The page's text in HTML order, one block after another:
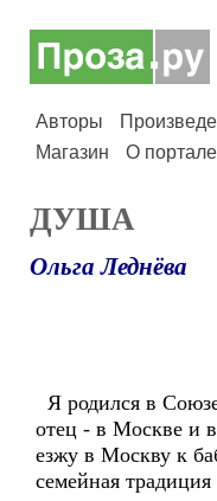
Авторы
Магазин
О портале
ДУША
Ольга Леднёва
Я родился в
отец - в Москве и
езжу в Москву к
семейная